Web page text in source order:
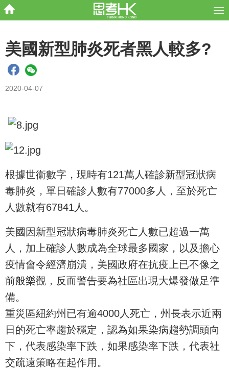
美國新型肺炎死者黑人較多?
2020-04-07
根據世衞數字，現時有121萬人確診新型冠狀病
毒肺炎，單日確診人數有77000多人，至於死亡
人數就有67841人。
美國因新型冠狀病毒肺炎死亡人數已超過一萬
人，加上確診人數成為全球最多國家，以及擔心
疫情會令經濟崩潰，美國政府在抗疫上已不像之
前般樂觀，反而警告要為社區出現大爆發做足準
備。
重災區紐約州已有逾4000人死亡，州長表示近兩
日的死亡率趨於穩定，認為如果染病趨勢調頭向
下，代表感染率下跌，如果感染率下跌，代表社
交疏遠策略在起作用。